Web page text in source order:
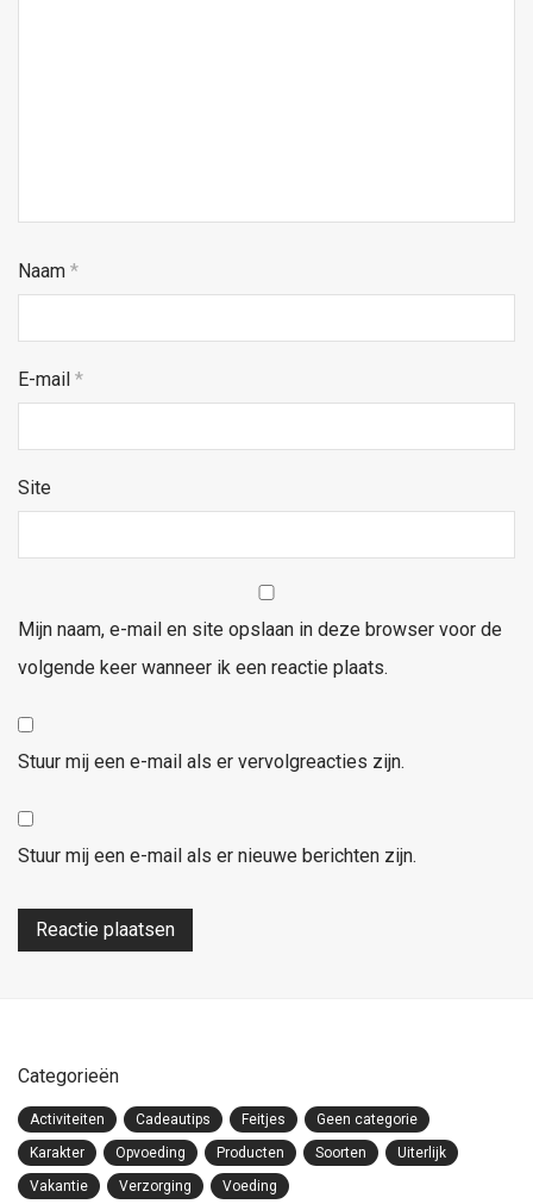
Naam *
E-mail *
Site
Mijn naam, e-mail en site opslaan in deze browser voor de
volgende keer wanneer ik een reactie plaats.
Stuur mij een e-mail als er vervolgreacties zijn.
Stuur mij een e-mail als er nieuwe berichten zijn.
Categorieën
Activiteiten Cadeautips Feitjes
Geen categorie
Karakter
Opvoeding Producten Soorten
Uiterlijk
Vakantie
Verzorging Voeding